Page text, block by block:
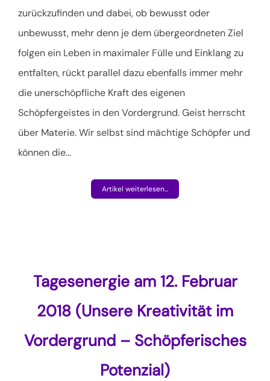
zurückzufinden und dabei, ob bewusst oder
unbewusst, mehr denn je dem übergeordneten Ziel
folgen ein Leben in maximaler Fülle und Einklang zu
entfalten, rückt parallel dazu ebenfalls immer mehr
die unerschöpfliche Kraft des eigenen
Schöpfergeistes in den Vordergrund. Geist herrscht
über Materie. Wir selbst sind mächtige Schöpfer und
können die…
Artikel weiterlesen...
Tagesenergie am 12. Februar
2018 (Unsere Kreativität im
Vordergrund – Schöpferisches
Potenzial)